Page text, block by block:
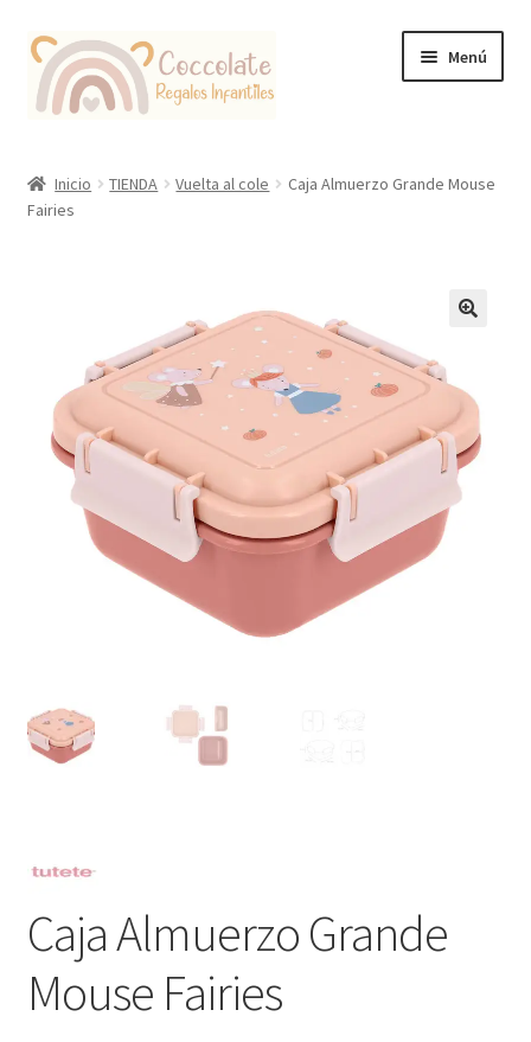
Ir
la
Ir
contenido
Menú
Coccolate Puericultura y Juguetería Educativa
Inicio TIENDA Vuelta al cole
Caja Almuerzo Grande Mouse
Fairies
Caja Almuerzo Grande
Mouse Fairies